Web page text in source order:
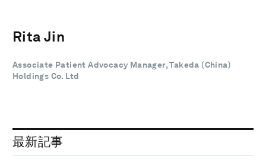
Rita Jin
Associate Patient Advocacy Manager, Takeda (China)
Holdings Co. Ltd
最新記事